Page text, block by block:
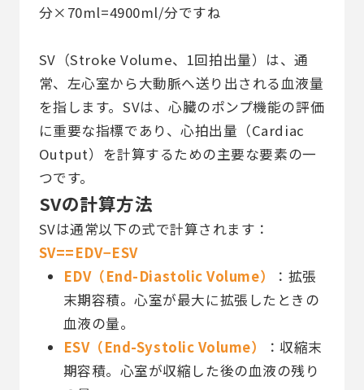
分×70ml=4900ml/分ですね
SV（Stroke Volume、1回拍出量）は、通
常、左心室から大動脈へ送り出される血液量
を指します。SVは、心臓のポンプ機能の評価
に重要な指標であり、心拍出量（Cardiac
Output）を計算するための主要な要素の一
つです。
SVの計算方法
SVは通常以下の式で計算されます：
SV==EDV−ESV
EDV（End-Diastolic Volume）
：拡張
末期容積。心室が最大に拡張したときの
血液の量。
ESV（End-Systolic Volume）
：収縮末
期容積。心室が収縮した後の血液の残り